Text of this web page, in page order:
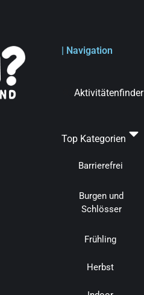
| Navigation
Aktivitätenfinder
Top Kategorien
Barrierefrei
Burgen und
Schlösser
Frühling
Herbst